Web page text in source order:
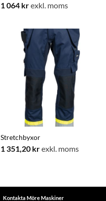
1 064 krexkl. moms
Stretchbyxor
1 351,20 krexkl. moms
Kontakta Möre Maskiner